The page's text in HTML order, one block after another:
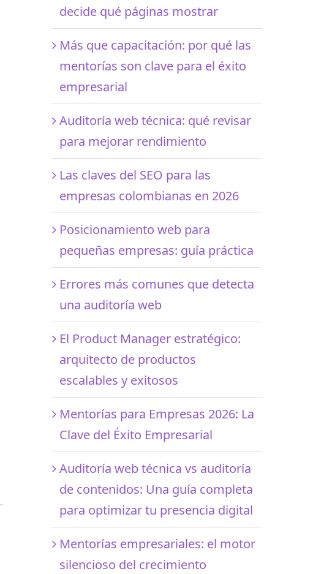
decide qué páginas mostrar
Más que capacitación: por qué las
mentorías son clave para el éxito
empresarial
Auditoría web técnica: qué revisar
para mejorar rendimiento
Las claves del SEO para las
empresas colombianas en 2026
Posicionamiento web para
pequeñas empresas: guía práctica
Errores más comunes que detecta
una auditoría web
El Product Manager estratégico:
arquitecto de productos
escalables y exitosos
Mentorías para Empresas 2026: La
Clave del Éxito Empresarial
Auditoría web técnica vs auditoría
de contenidos: Una guía completa
para optimizar tu presencia digital
Mentorías empresariales: el motor
silencioso del crecimiento